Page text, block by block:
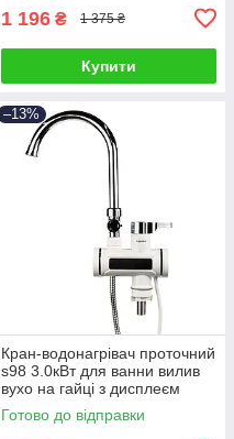
1 196 ₴ 1 375 ₴
Купити
–13%
Кран-водонагрівач проточний
s98 3.0кВт для ванни вилив
вухо на гайці з дисплеєм
AQUATICA (9798203)
Готово до відправки